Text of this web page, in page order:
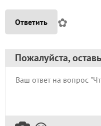
Ответить ✿
Пожалуйста,